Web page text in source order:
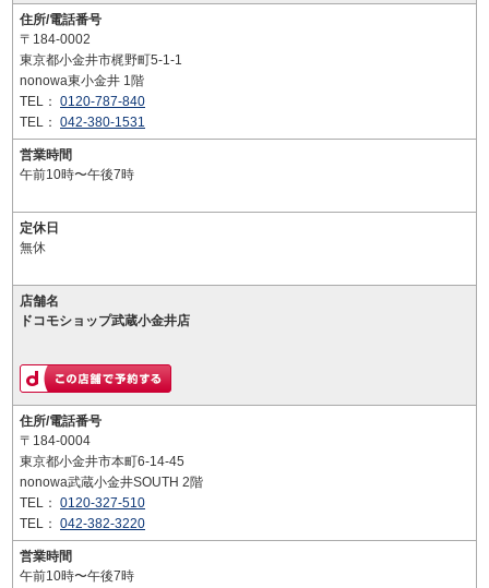
住所/電話番号
〒184-0002
東京都小金井市梶野町5-1-1
nonowa東小金井 1階
TEL： 0120-787-840
TEL： 042-380-1531
営業時間
午前10時〜午後7時
定休日
無休
店舗名
ドコモショップ武蔵小金井店
住所/電話番号
〒184-0004
東京都小金井市本町6-14-45
nonowa武蔵小金井SOUTH 2階
TEL： 0120-327-510
TEL： 042-382-3220
営業時間
午前10時〜午後7時